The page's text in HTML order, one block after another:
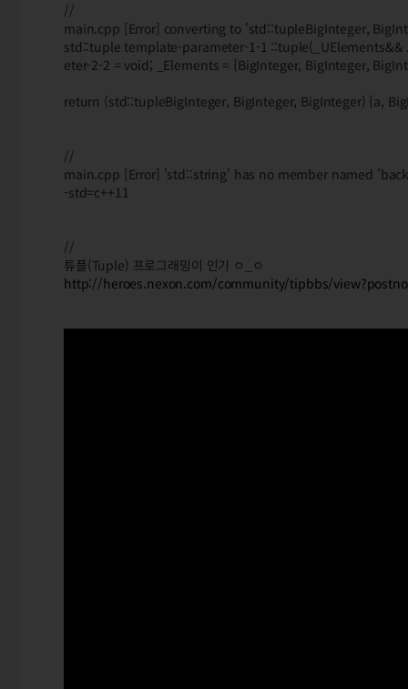
//
main.cpp [Error] converting to 'std::tupleBigInteger,
std::tuple template-parameter-1-1
eter-2-2 = void; _Elements = {BigInteger, BigInteger,
return (std::tupleBigInteger, BigInteger, BigInteger) {a,
//
main.cpp [Error] 'std::string' has no member named
-std=c++11
//
튜플(Tuple) 프로그래밍이 인기 ㅇ_ㅇ
http://heroes.nexon.com/community/tipbbs/